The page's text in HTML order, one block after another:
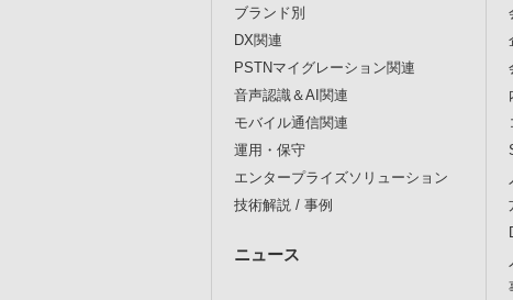
ブランド別
DX関連
PSTNマイグレーション関連
音声認識＆AI関連
モバイル通信関連
運用・保守
エンタープライズソリューション
技術解説 / 事例
ニュース